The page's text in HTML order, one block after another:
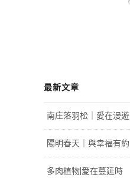
最新文章
南庄落羽松｜愛在漫遊
陽明春天｜與幸福有約
多肉植物|愛在蔓延時